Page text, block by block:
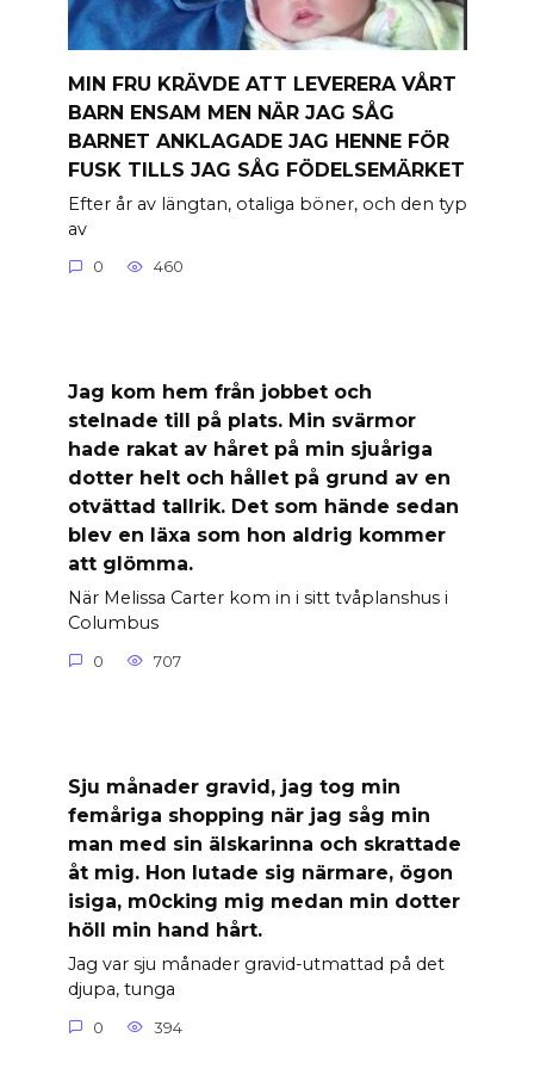
MIN FRU KRÄVDE ATT LEVERERA VÅRT
BARN ENSAM MEN NÄR JAG SÅG
BARNET ANKLAGADE JAG HENNE FÖR
FUSK TILLS JAG SÅG FÖDELSEMÄRKET
Efter år av längtan, otaliga böner, och den typ
av
0 460
Jag kom hem från jobbet och
stelnade till på plats. Min svärmor
hade rakat av håret på min sjuåriga
dotter helt och hållet på grund av en
otvättad tallrik. Det som hände sedan
blev en läxa som hon aldrig kommer
att glömma.
När Melissa Carter kom in i sitt tvåplanshus i
Columbus
0 707
Sju månader gravid, jag tog min
femåriga shopping när jag såg min
man med sin älskarinna och skrattade
åt mig. Hon lutade sig närmare, ögon
isiga, m0cking mig medan min dotter
höll min hand hårt.
Jag var sju månader gravid-utmattad på det
djupa, tunga
0 394